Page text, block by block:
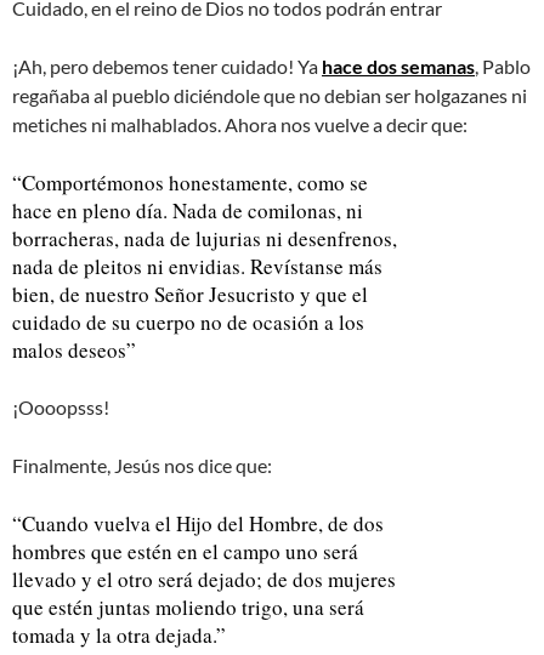
Cuidado, en el reino de Dios no todos podrán entrar
¡Ah, pero debemos tener cuidado! Ya hace dos semanas , Pablo
regañaba al pueblo diciéndole que no debian ser holgazanes ni
metiches ni malhablados. Ahora nos vuelve a decir que:
“Comportémonos honestamente, como se
hace en pleno día. Nada de comilonas, ni
borracheras, nada de lujurias ni desenfrenos,
nada de pleitos ni envidias. Revístanse más
bien, de nuestro Señor Jesucristo y que el
cuidado de su cuerpo no de ocasión a los
malos deseos”
¡Oooopsss!
Finalmente, Jesús nos dice que:
“Cuando vuelva el Hijo del Hombre, de dos
hombres que estén en el campo uno será
llevado y el otro será dejado; de dos mujeres
que estén juntas moliendo trigo, una será
tomada y la otra dejada.”